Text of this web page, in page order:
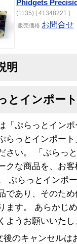
Phidgets
(1135) [ 41348221 ]
販売価格 お問合せ
明
とインポー
「ぷらっとイン
らっとインポー
さい。 「ぷらっ
クな商品を、お
ぷらっとインポ
であり、そのた
ます。 あらかじ
ようお願いいた
後のキャンセルは